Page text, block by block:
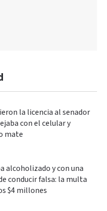
la licencia al senador
con el celular y
mate
alcoholizado y con una
conducir falsa: la multa
$4 millones